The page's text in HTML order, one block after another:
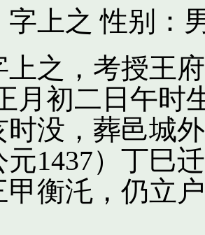
上之 性别：
之，考授王
月初二日午时
时没，葬邑城
元1437）丁巳
甲衡汑，仍立